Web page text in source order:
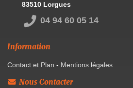
83510 Lorgues
04 94 60 05 14
Information
Contact et Plan - Mentions légales
Nous Contacter